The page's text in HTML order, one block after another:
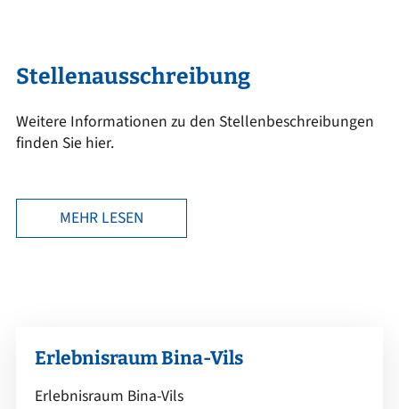
Stellenausschreibung
Weitere Informationen zu den Stellenbeschreibungen
finden Sie hier.
MEHR LESEN
Erlebnisraum Bina-Vils
Erlebnisraum Bina-Vils